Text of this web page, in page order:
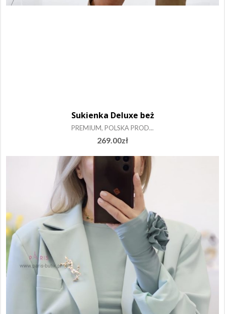
Sukienka Deluxe beż
PREMIUM, POLSKA PROD...
269.00zł